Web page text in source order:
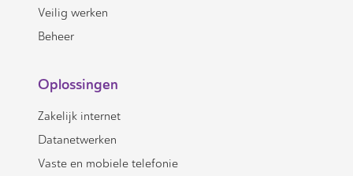
Veilig werken
Beheer
Oplossingen
Zakelijk internet
Datanetwerken
Vaste en mobiele telefonie